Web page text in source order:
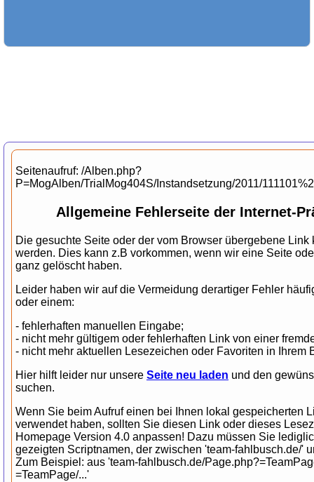
Seitenaufruf: /Alben.php?
P=MogAlben/TrialMog404S/Instandsetzung/2011/
Allgemeine Fehlerseite der Internet-
Die gesuchte Seite oder der vom Browser übergebene
werden. Dies kann z.B vorkommen, wenn wir eine Seite
ganz gelöscht haben.
Leider haben wir auf die Vermeidung derartiger Fehler
oder einem:
- fehlerhaften manuellen Eingabe;
- nicht mehr gültigem oder fehlerhaften Link von einer
- nicht mehr aktuellen Lesezeichen oder Favoriten in Ihrem
Hier hilft leider nur unsere Seite neu laden und den
suchen.
Wenn Sie beim Aufruf einen bei Ihnen lokal gespeicherten
verwendet haben, sollten Sie diesen Link oder dieses
Homepage Version 4.0 anpassen! Dazu müssen Sie
gezeigten Scriptnamen, der zwischen 'team-fahlbusch.de/'
Zum Beispiel: aus 'team-fahlbusch.de/
=TeamPage/...'